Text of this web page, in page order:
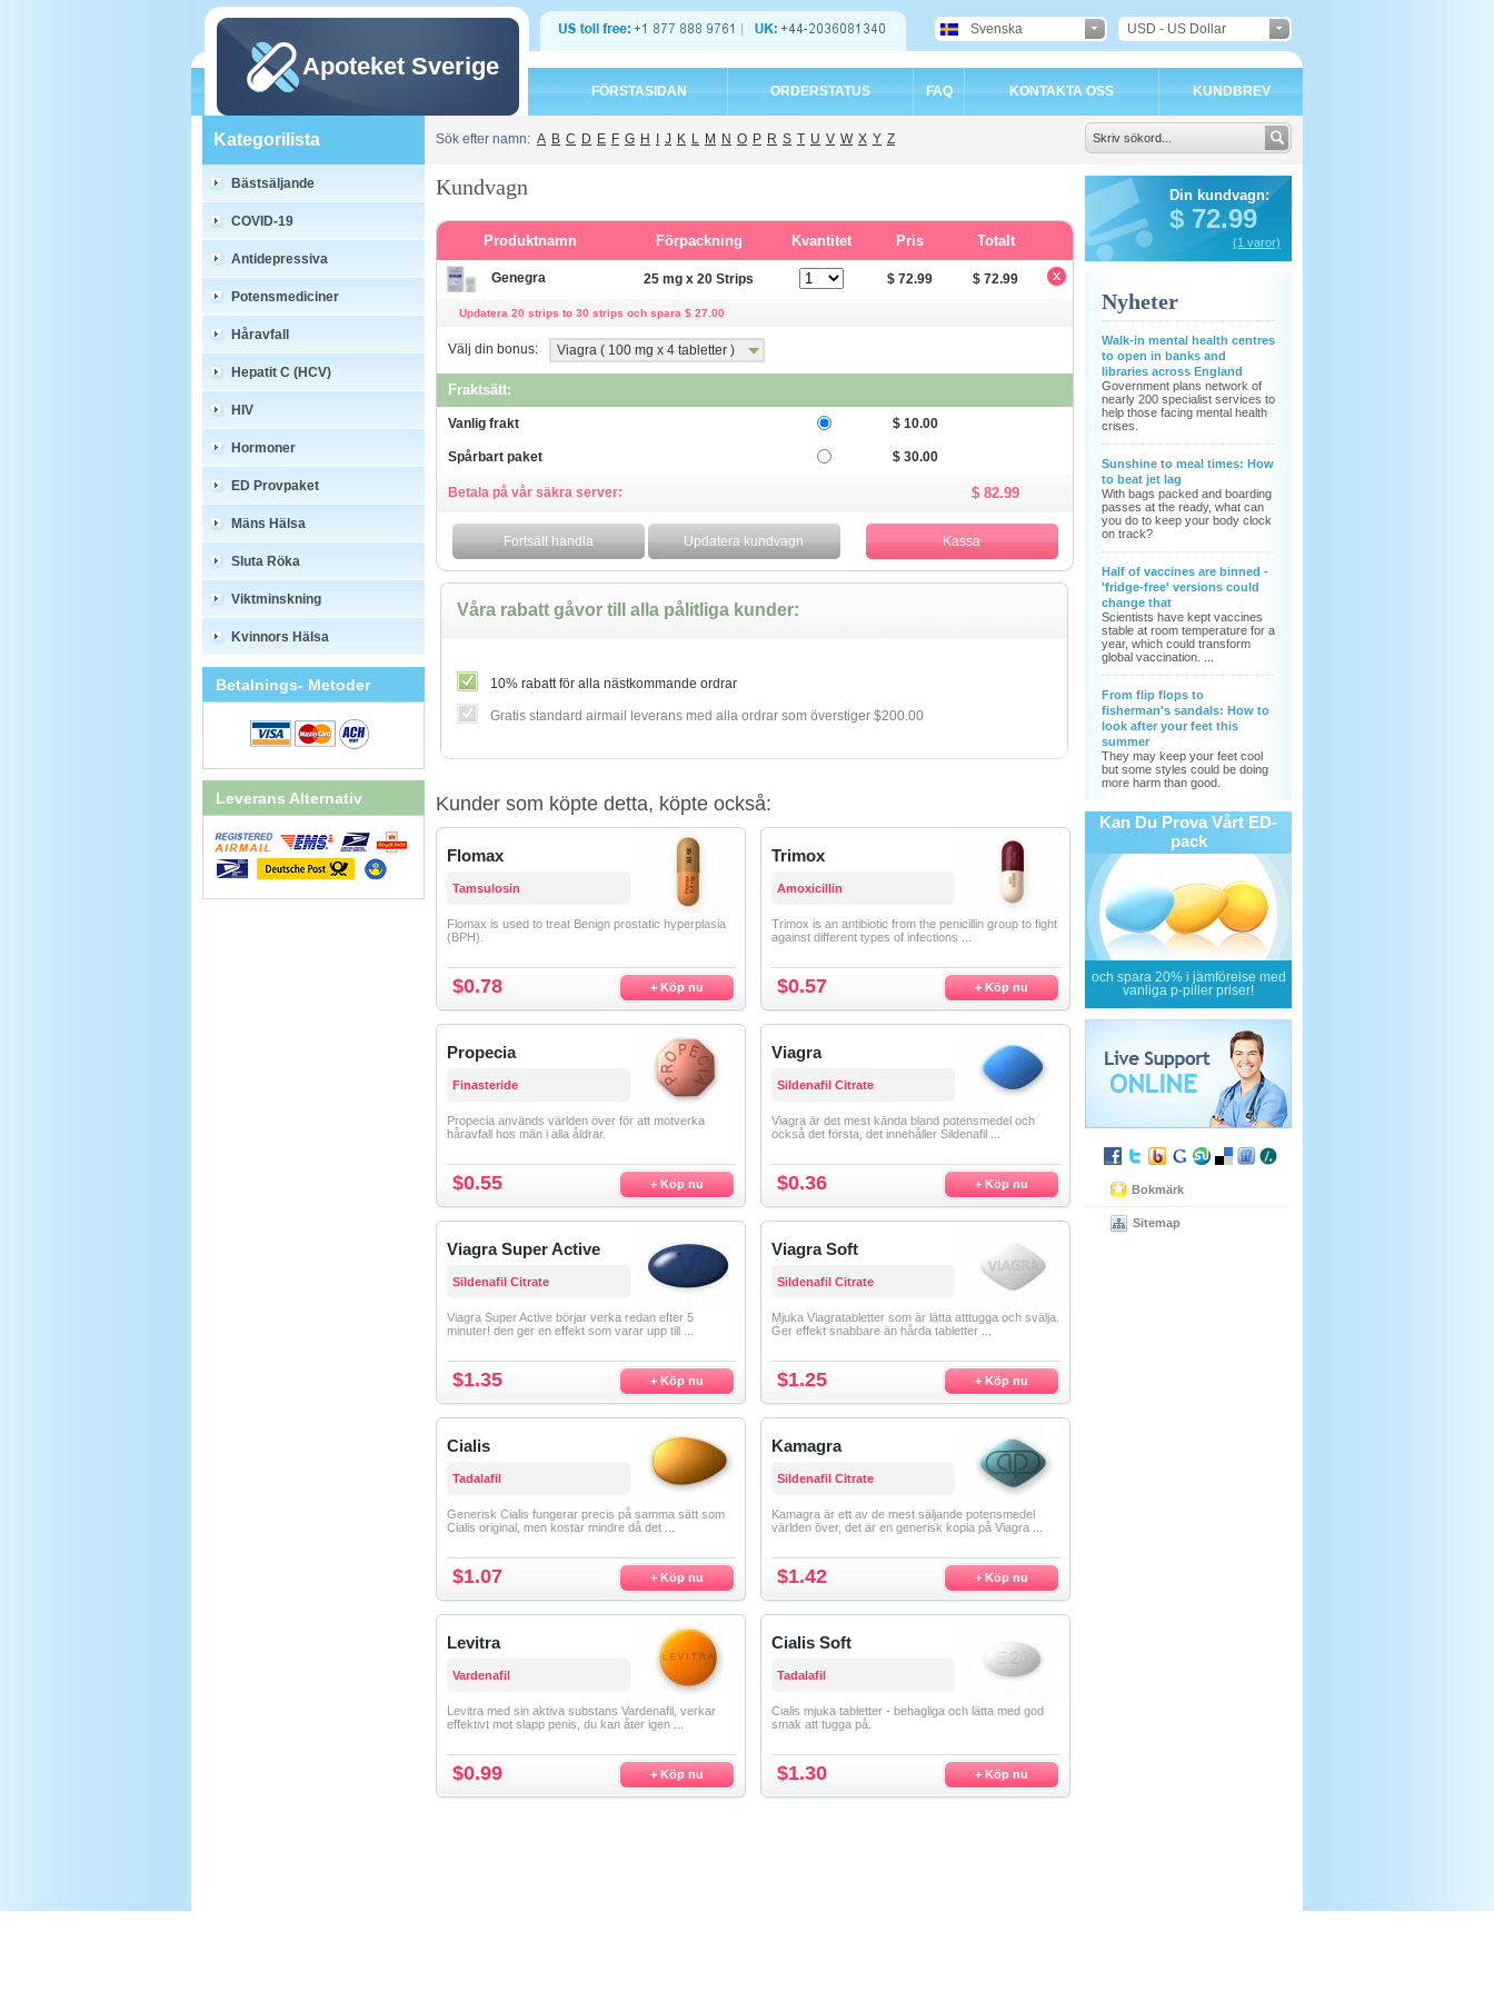
Apoteket Sverige
Svenska USD - US Dollar
FÖRSTASIDAN ORDERSTATUS FAQ KONTAKTA OSS KUNDBREV
Sök efter namn: A B C D E F G H J K L M N O P R S T U V W X Y Z
Kategorilista
Bästsäljande
COVID-19
Antidepressiva
Potensmediciner
Håravfall
Hepatit C (HCV)
HIV
Hormoner
ED Provpaket
Mäns Hälsa
Sluta Röka
Viktminskning
Kvinnors Hälsa
Betalnings- Metoder
Leverans Alternativ
Kundvagn
Produktnamn Förpackning Kvantitet Pris Totalt
Genegra 25 mg x 20 Strips $ 72.99 $ 72.99
Updatera 20 strips to 30 strips och spara $ 27.00
Välj din bonus: Viagra ( 100 mg x 4 tabletter )
Fraktsätt:
Vanlig frakt $ 10.00
Spårbart paket $ 30.00
Betala på vår säkra server: $ 82.99
Våra rabatt gåvor till alla pålitliga kunder:
10% rabatt för alla nästkommande ordrar
Gratis standard airmail leverans med alla ordrar som överstiger $200.00
Kunder som köpte detta, köpte också:
Flomax
Tamsulosin
Flomax is used to treat Benign prostatic hyperplasia
(BPH).
$0.78 + Köp nu
Trimox
Amoxicillin
Trimox is an antibiotic from the penicillin group to fight
against different types of infections ...
$0.57 + Köp nu
Propecia
Finasteride
Propecia används världen över för att motverka
håravfall hos män i alla åldrar.
$0.55 + Köp nu
Viagra
Sildenafil Citrate
Viagra är det mest kända bland potensmedel och
också det första, det innehåller Sildenafil ...
$0.36 + Köp nu
Viagra Super Active
Sildenafil Citrate
Viagra Super Active börjar verka redan efter 5
minuter! den ger en effekt som varar upp till ...
$1.35 + Köp nu
Viagra Soft
Sildenafil Citrate
Mjuka Viagratabletter som är lätta atttugga och svälja.
Ger effekt snabbare än hårda tabletter ...
$1.25 + Köp nu
Cialis
Tadalafil
Generisk Cialis fungerar precis på samma sätt som
Cialis original, men kostar mindre då det ...
$1.07 + Köp nu
Kamagra
Sildenafil Citrate
Kamagra är ett av de mest säljande potensmedel
världen över, det är en generisk kopia på Viagra ...
$1.42 + Köp nu
Levitra
Vardenafil
Levitra med sin aktiva substans Vardenafil, verkar
effektivt mot slapp penis, du kan åter igen ...
$0.99 + Köp nu
Cialis Soft
Tadalafil
Cialis mjuka tabletter - behagliga och lätta med god
smak att tugga på.
$1.30 + Köp nu
Din kundvagn:
$ 72.99
(1 varor)
Nyheter
Walk-in mental health centres
to open in banks and
libraries across England
Government plans network of
nearly 200 specialist services to
help those facing mental health
crises.
Sunshine to meal times: How
to beat jet lag
With bags packed and boarding
passes at the ready, what can
you do to keep your body clock
on track?
Half of vaccines are binned -
'fridge-free' versions could
change that
Scientists have kept vaccines
stable at room temperature for a
year, which could transform
global vaccination. ...
From flip flops to
fisherman's sandals: How to
look after your feet this
summer
They may keep your feet cool
but some styles could be doing
more harm than good.
Kan Du Prova Vårt ED-
pack
och spara 20%i jämförelse med
vanliga p-piller priser!
Bokmärk
Sitemap